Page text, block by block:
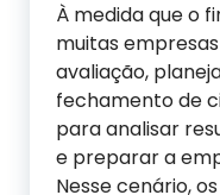
À medida que o
muitas
avaliação,
fechamento de
para analisar
e preparar a
Nesse cenário,